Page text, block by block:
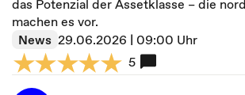
das Potenzial der Assetklasse – die
machen es vor.
News 29.06.2026 | 09:00 Uhr
5